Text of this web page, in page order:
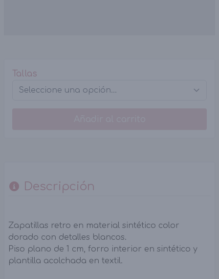
Tallas
Descripción
Zapatillas retro en material sintético color
dorado con detalles blancos.
Piso plano de 1 cm, forro interior en sintético y
plantilla acolchada en textil.